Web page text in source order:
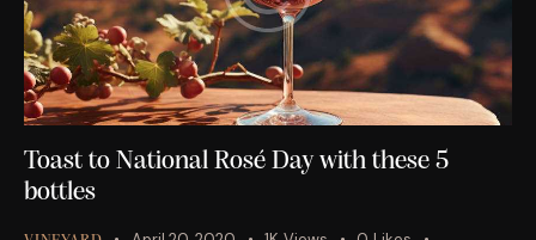
Toast to National Rosé Day with these 5
bottles